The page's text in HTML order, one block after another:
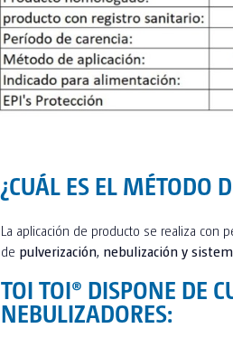
¿CUÁL ES EL MÉTODO
La aplicación de producto se realiza con
de pulverización, nebulización y
TOI TOI® DISPONE DE
NEBULIZADORES: